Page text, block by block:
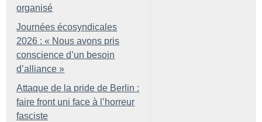
organisé
Journées écosyndicales
2026 : « Nous avons pris
conscience d’un besoin
d’alliance »
Attaque de la pride de Berlin :
faire front uni face à l’horreur
fasciste